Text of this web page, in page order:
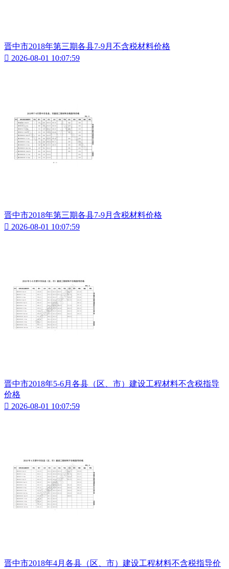
晋中市2018年第三期各县7-9月不含税材料价格
 2026-08-01 10:07:59
晋中市2018年第三期各县7-9月含税材料价格
 2026-08-01 10:07:59
晋中市2018年5-6月各县（区、市）建设工程材料不含税指导
价格
 2026-08-01 10:07:59
晋中市2018年4月各县（区、市）建设工程材料不含税指导价